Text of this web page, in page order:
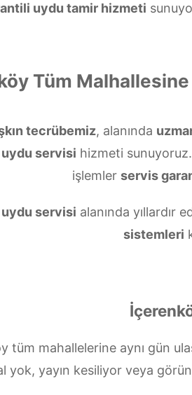
uydu tamir hizmeti
Tüm
tecrübemiz, alanında
servisi hizmeti sunuyoruz.
işlemler servis
servisi alanında yıllardır
sistemleri
tüm mahallelerine aynı gün
yok, yayın kesiliyor veya